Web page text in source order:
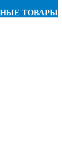
ТОВАРЫ